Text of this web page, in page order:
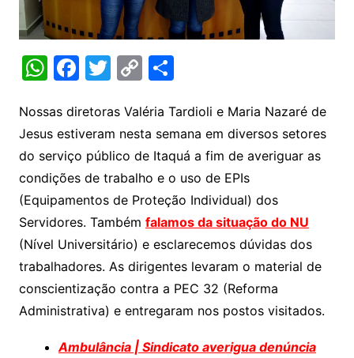
W
at
s
A
p
p
F
c
e
b
o
o
k
T
itt
er
C
p
y
Li
n
k
S
ar
e
Nossas diretoras Valéria Tardioli e Maria Nazaré de
Jesus estiveram nesta semana em diversos setores
do serviço público de Itaquá a fim de averiguar as
condições de trabalho e o uso de EPIs
(Equipamentos de Proteção Individual) dos
Servidores. Também falamos da situação do NU
(Nível Universitário) e esclarecemos dúvidas dos
trabalhadores. As dirigentes levaram o material de
conscientização contra a PEC 32 (Reforma
Administrativa) e entregaram nos postos visitados.
Ambulância | Sindicato averigua denúncia